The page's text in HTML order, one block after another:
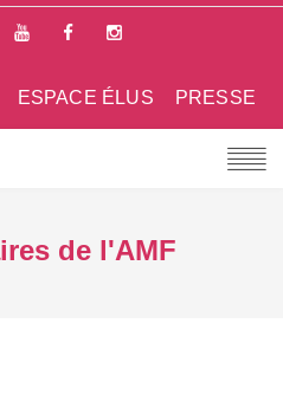
PRESSE
ESPACE ÉLUS
de l'AMF